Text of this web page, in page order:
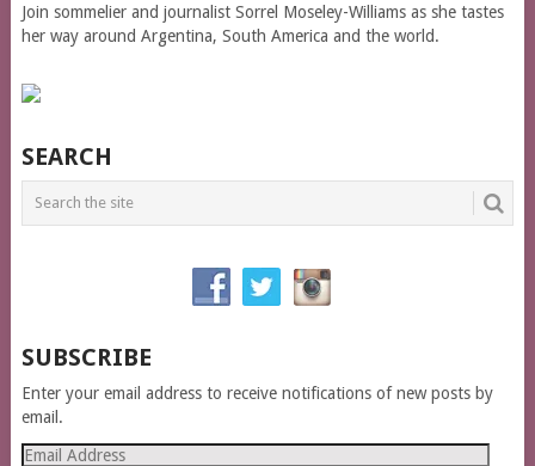
Join sommelier and journalist Sorrel Moseley-Williams as she tastes
her way around Argentina, South America and the world.
SEARCH
SUBSCRIBE
Enter your email address to receive notifications of new posts by
email.
Email